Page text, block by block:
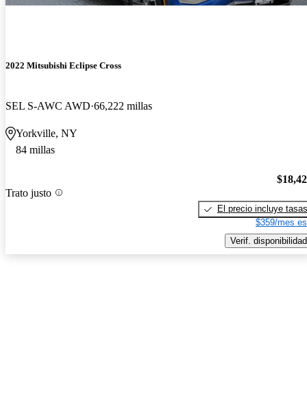
2022 Mitsubishi Eclipse Cross
SEL S-AWC AWD 66,222 millas
Yorkville, NY
84 millas
Trato justo
El precio incluye tasas
$359/mes
Verif. disponibilidad